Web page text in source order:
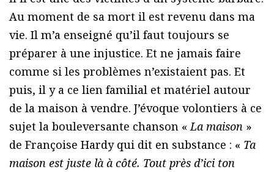
Au moment de sa mort il est revenu dans ma
vie. Il m’a enseigné qu’il faut toujours se
préparer à une injustice. Et ne jamais faire
comme si les problèmes n’existaient pas. Et
puis, il y a ce lien familial et matériel autour
de la maison à vendre. J’évoque volontiers à ce
sujet la bouleversante chanson «La maison »
de Françoise Hardy qui dit en substance : « Ta
maison est juste là à côté. Tout près d’ici ton